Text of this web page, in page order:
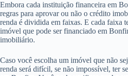
Embora cada instituição financeira em
regras para aprovar ou não o crédito
renda é dividida em faixas. E cada faixa
imóvel que pode ser financiado em
imobiliário.
Caso você escolha um imóvel que não
renda será difícil, se não impossível, ter